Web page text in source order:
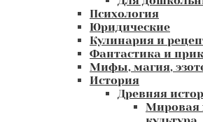
Психология
Юридические
Кулинария и
Фантастика и
Мифы, магия,
История
Древняя
Мировая